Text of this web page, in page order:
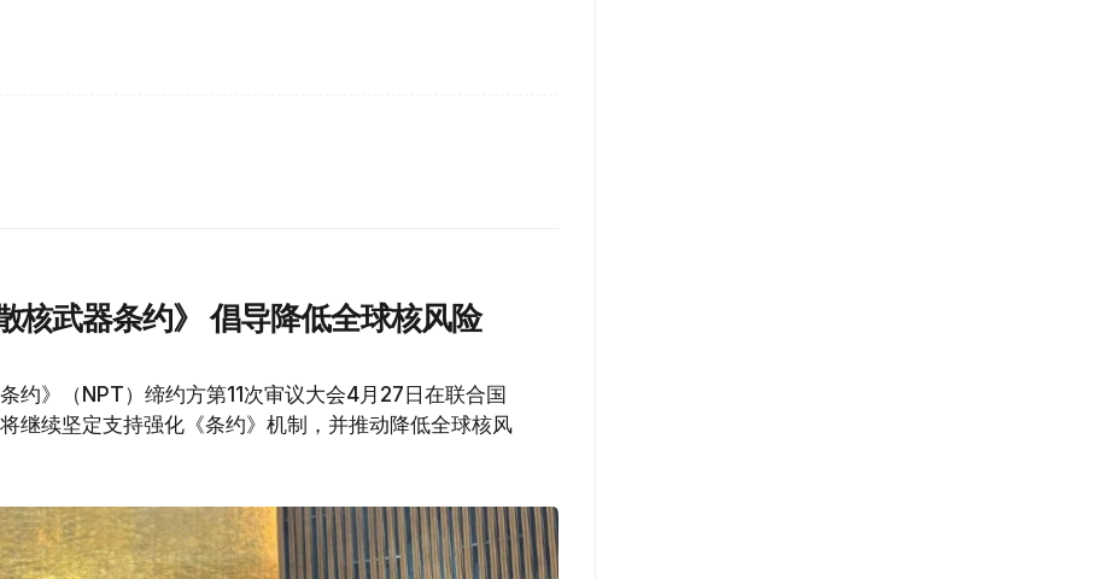
核武器条约》 倡导降低全球核风险
约》（NPT）缔约方第11次审议大会4月27日在联合国
继续坚定支持强化《条约》机制，并推动降低全球核风